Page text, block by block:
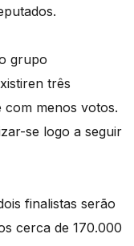
grupo
três
com menos votos.
se logo a seguir
finalistas serão
cerca de 170.000